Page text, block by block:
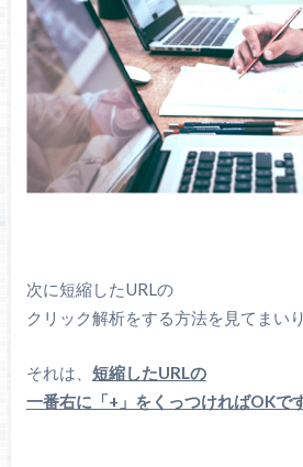
次に短縮したURLの
クリック解析をする方法を見てまい
それは、 短縮したURLの
一番右に「+」をくっつければOKで